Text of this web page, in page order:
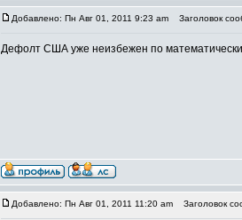
Добавлено: Пн Авг 01, 2011 9:23 am Заголовок
Дефолт США уже неизбежен по
Добавлено: Пн Авг 01, 2011 11:20 am Заголовок